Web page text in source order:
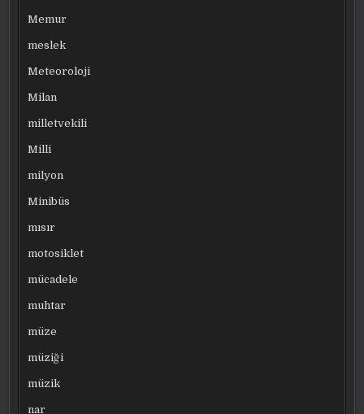
Memur
meslek
Meteoroloji
Milan
milletvekili
Milli
milyon
Minibüs
mısır
motosiklet
mücadele
muhtar
müze
müziği
müzik
nar